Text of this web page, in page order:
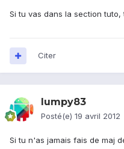
Si tu vas dans la section
Citer
lumpy83
Posté(e) 19 avril 2012
Si tu n'as jamais fais de maj